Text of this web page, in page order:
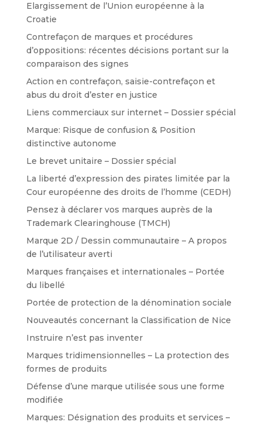
Elargissement de l’Union européenne à la
Croatie
Contrefaçon de marques et procédures
d’oppositions: récentes décisions portant sur la
comparaison des signes
Action en contrefaçon, saisie-contrefaçon et
abus du droit d’ester en justice
Liens commerciaux sur internet – Dossier spécial
Marque: Risque de confusion & Position
distinctive autonome
Le brevet unitaire – Dossier spécial
La liberté d’expression des pirates limitée par la
Cour européenne des droits de l’homme (CEDH)
Pensez à déclarer vos marques auprès de la
Trademark Clearinghouse (TMCH)
Marque 2D / Dessin communautaire – A propos
de l’utilisateur averti
Marques françaises et internationales – Portée
du libellé
Portée de protection de la dénomination sociale
Nouveautés concernant la Classification de Nice
Instruire n’est pas inventer
Marques tridimensionnelles – La protection des
formes de produits
Défense d’une marque utilisée sous une forme
modifiée
Marques: Désignation des produits et services –